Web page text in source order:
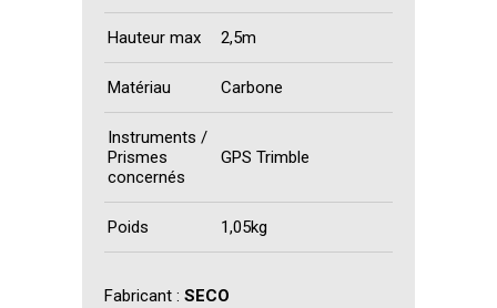
Hauteur max 2,5m
Matériau Carbone
Instruments /
Prismes
concernés
GPS Trimble
Poids 1,05kg
Fabricant : SECO